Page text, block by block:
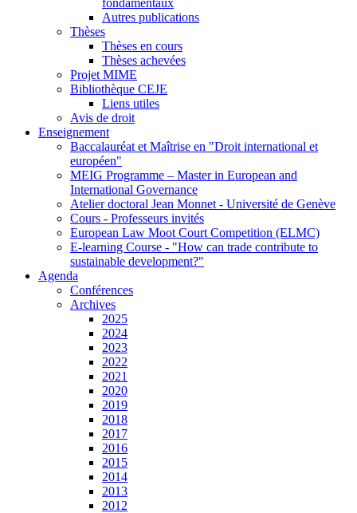
Autres publications
Thèses
Thèses en cours
Thèses achevées
Projet MIME
Bibliothèque CEJE
Liens utiles
Avis de droit
Enseignement
Baccalauréat et Maîtrise en "Droit international et
européen"
MEIG Programme – Master in European and
International Governance
Atelier doctoral Jean Monnet - Université de Genève
Cours - Professeurs invités
European Law Moot Court Competition (ELMC)
E-learning Course - "How can trade contribute to
sustainable development?"
Agenda
Conférences
Archives
2025
2024
2023
2022
2021
2020
2019
2018
2017
2016
2015
2014
2013
2012